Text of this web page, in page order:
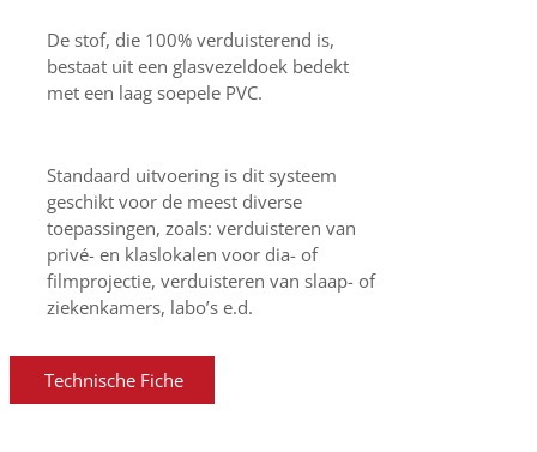
De stof, die 100% verduisterend is,
bestaat uit een glasvezeldoek bedekt
met een laag soepele PVC.
Standaard uitvoering is dit systeem
geschikt voor de meest diverse
toepassingen, zoals: verduisteren van
privé- en klaslokalen voor dia- of
filmprojectie, verduisteren van slaap- of
ziekenkamers, labo’s e.d.
Technische Fiche